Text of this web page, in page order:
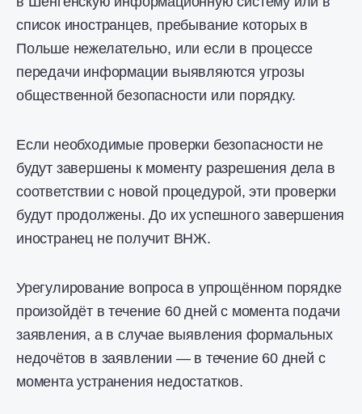
список иностранцев, пребывание которых в
Польше нежелательно, или если в процессе
передачи информации выявляются угрозы
общественной безопасности или порядку.
Если необходимые проверки безопасности не
будут завершены к моменту разрешения дела в
соответствии с новой процедурой, эти проверки
будут продолжены. До их успешного завершения
иностранец не получит ВНЖ.
Урегулирование вопроса в упрощённом порядке
произойдёт в течение 60 дней с момента подачи
заявления, а в случае выявления формальных
недочётов в заявлении — в течение 60 дней с
момента устранения недостатков.